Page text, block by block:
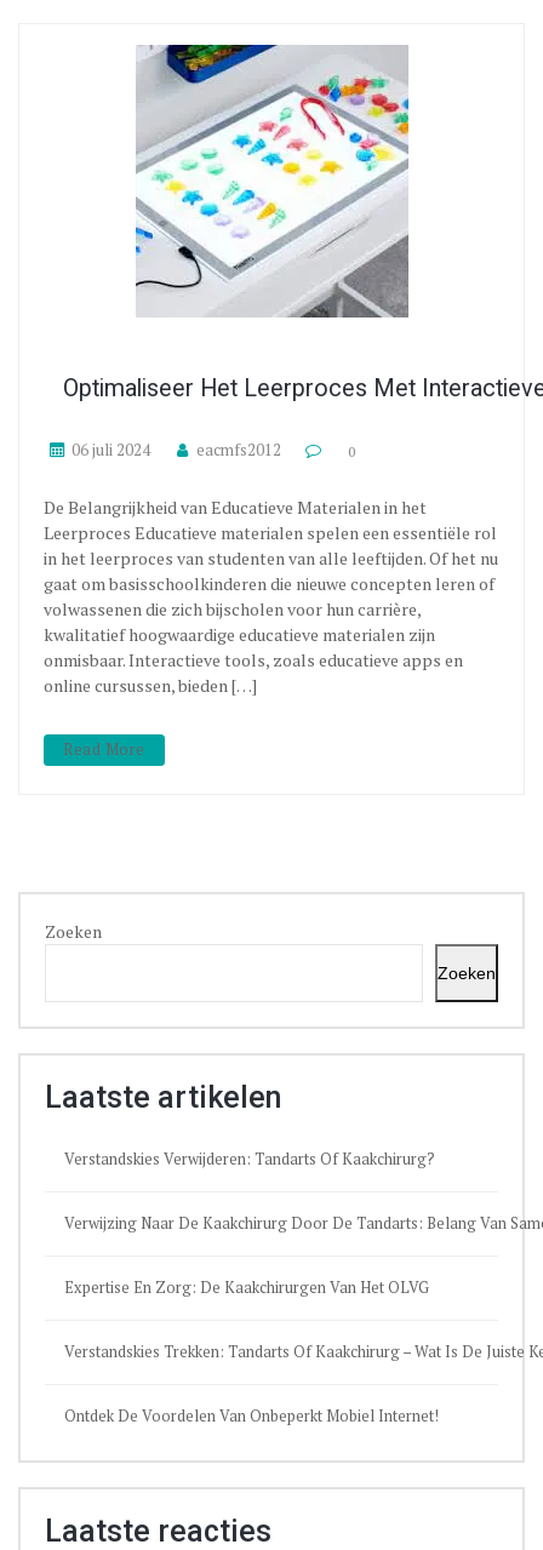
Optimaliseer Het Leerproces Met
06 juli 2024 eacmfs2012 0
De Belangrijkheid van Educatieve Materialen in het
Leerproces Educatieve materialen spelen een essentiële rol
in het leerproces van studenten van alle leeftijden. Of het nu
gaat om basisschoolkinderen die nieuwe concepten leren of
volwassenen die zich bijscholen voor hun carrière,
kwalitatief hoogwaardige educatieve materialen zijn
onmisbaar. Interactieve tools, zoals educatieve apps en
online cursussen, bieden […]
Read More
Zoeken
Zoeken
Laatste artikelen
Verstandskies Verwijderen: Tandarts Of Kaakchirurg?
Verwijzing Naar De Kaakchirurg Door De Tandarts: Belang Van
Expertise En Zorg: De Kaakchirurgen Van Het OLVG
Verstandskies Trekken: Tandarts Of Kaakchirurg – Wat Is De Juiste
Ontdek De Voordelen Van Onbeperkt Mobiel Internet!
Laatste reacties